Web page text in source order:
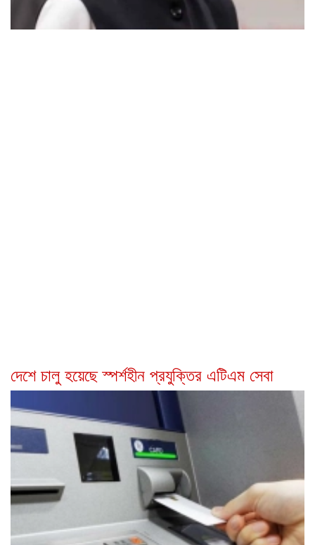
দেশে চালু হয়েছে স্পর্শহীন প্রযুক্তির এটিএম সেবা